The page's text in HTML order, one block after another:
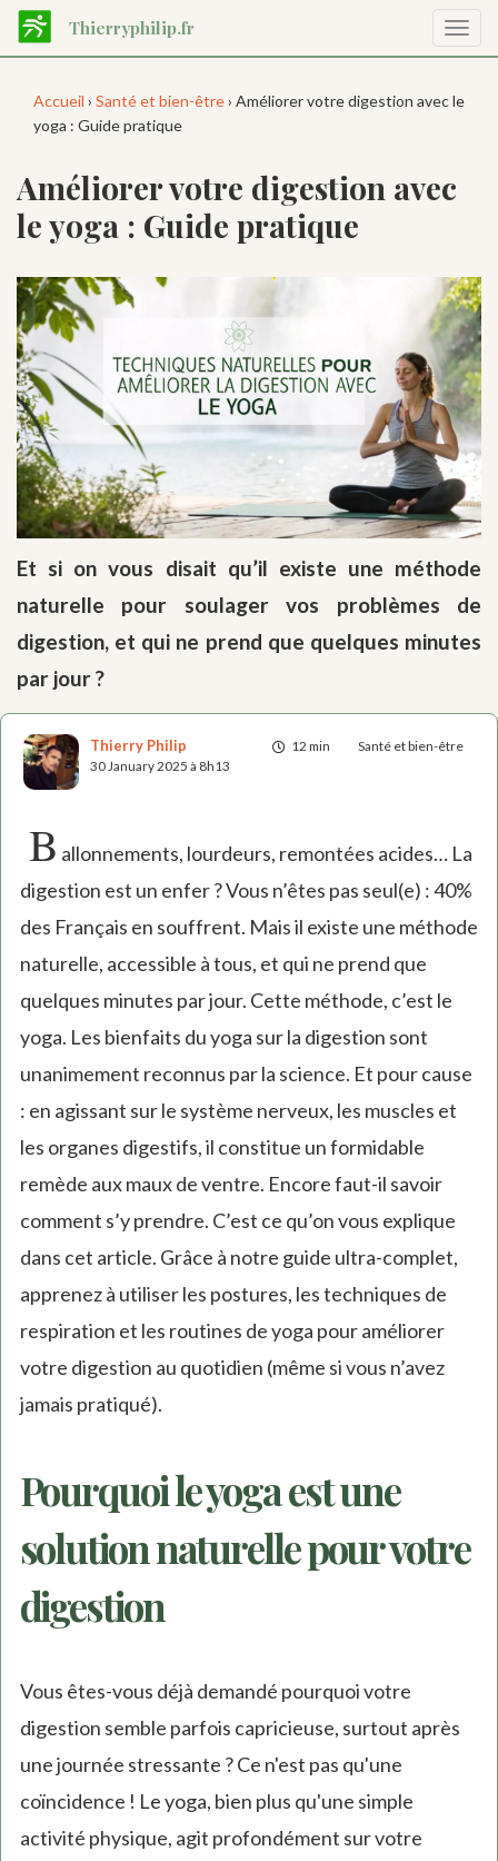
Aller
contenu
Thierryphilip.fr
la
Accueil › Santé et bien-être› Améliorer votre digestion avec le
yoga : Guide pratique
Améliorer votre digestion avec
le yoga : Guide pratique
Et si on vous disait qu’il existe une méthode
naturelle pour soulager vos problèmes de
digestion, et qui ne prend que quelques minutes
par jour ?
12 min Santé et bien-être
Thierry Philip
30 January 2025 à 8h13
B allonnements, lourdeurs, remontées acides… La
digestion est un enfer ? Vous n’êtes pas seul(e) : 40%
des Français en souffrent. Mais il existe une méthode
naturelle, accessible à tous, et qui ne prend que
quelques minutes par jour. Cette méthode, c’est le
yoga. Les bienfaits du yoga sur la digestion sont
unanimement reconnus par la science. Et pour cause
: en agissant sur le système nerveux, les muscles et
les organes digestifs, il constitue un formidable
remède aux maux de ventre. Encore faut-il savoir
comment s’y prendre. C’est ce qu’on vous explique
dans cet article. Grâce à notre guide ultra-complet,
apprenez à utiliser les postures, les techniques de
respiration et les routines de yoga pour améliorer
votre digestion au quotidien (même si vous n’avez
jamais pratiqué).
Pourquoi le yoga est une
solution naturelle pour votre
digestion
Vous êtes-vous déjà demandé pourquoi votre
digestion semble parfois capricieuse, surtout après
une journée stressante ? Ce n'est pas qu'une
coïncidence ! Le yoga, bien plus qu'une simple
activité physique, agit profondément sur votre